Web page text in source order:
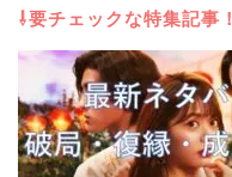
⇩要チェックな特集記事！